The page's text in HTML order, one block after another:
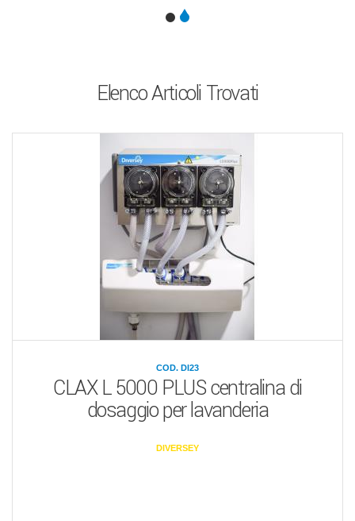
Elenco Articoli Trovati
COD. DI23
CLAX L 5000 PLUS centralina di
dosaggio per lavanderia
DIVERSEY